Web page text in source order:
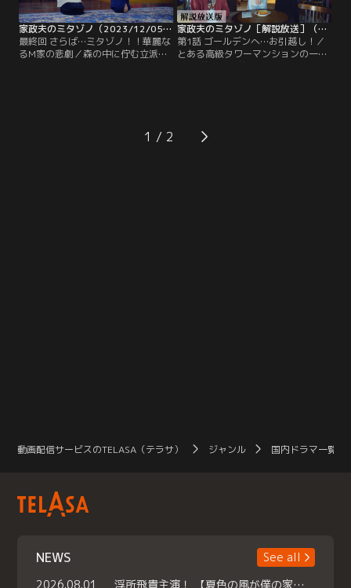
まう！
家政夫のミタゾノ（2023/12/05放送分）第09話（最終話）
最終回 さらば…ミタゾノ！！華麗な
るM家の悲劇／森の中に佇む立派な
太）、宗次郎の弟・哲平（有薗芳
記）らが揃っての夕食を待つ中、服
家政夫のミタゾノ［解説放送］（2023/10/10放送分）第01話
第1話 ゴールデンへ…お引越し！／
とある高級タワーマンションの一室-
-出勤前の夫・前田則之（本多力）か
き流していた翠だったが、則之が出
かけた途端、真顔に。
1
動画配信サービスのTELASA（テラサ） ジャンル 国内ドラマ一覧（
NEWS
See all
2026.08.01
浮所飛貴主演！ 【夏色の風が僕の家にやってきた】 本日よりテラサで独占配信スタート！